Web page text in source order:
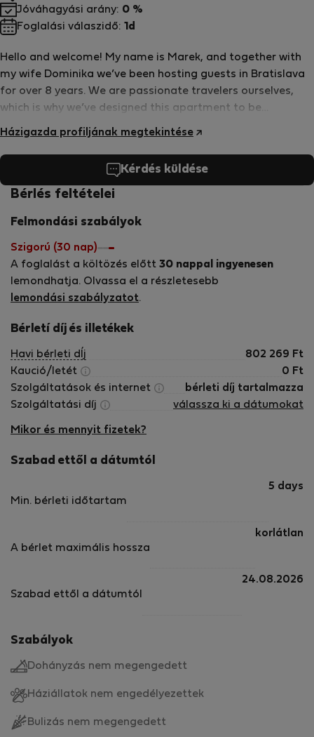
Hello and welcome! My name is Marek, and together with
my wife Dominika we’ve been hosting guests in Bratislava
for over 8 years. We are passionate travelers ourselves,
which is why we’ve designed this apartment to be
comfortable, practical, and welcoming—just the kind of
Bratislava may be small, but it’s full of charm, history, and
great food, and we’re happy to host you here. Please feel
free to use everything you find in the apartment and truly
and treat it with love, and we kindly ask our guests to do
the same. If you need anything during your stay, we’re
always happy to help. Enjoy your stay and feel at home in
Bratislava!
Házigazda profiljának megtekintése
Jóváhagyási arány: 0 %
Foglalási válaszidő: 1d
Kérdés küldése
Bérlés feltételei
Felmondási szabályok
Szigorú (30 nap)
A foglalást a költözés előtt 30 nappal ingyenesen
lemondhatja. Olvassa el a részletesebb
lemondási szabályzatot.
Bérletí díj és illetékek
Havi bérleti dÍj 802 269 Ft
Kaució/letét
0 Ft
Szolgáltatások és internet
bérleti díj tartalmazza
Szolgáltatási díj
válassza ki a dátumokat
Mikor és mennyit fizetek?
Szabad ettől a dátumtól
Min. bérleti időtartam
5 days
A bérlet maximális hossza
korlátlan
Szabad ettől a dátumtól
24.08.2026
Szabályok
Dohányzás nem megengedett
Háziállatok nem engedélyezettek
Bulizás nem megengedett